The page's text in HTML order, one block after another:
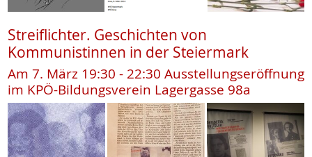
Streiflichter. Geschichten von
Kommunistinnen in der Steiermark
Am 7. März 19:30 - 22:30 Ausstellungseröffnung
im KPÖ-Bildungsverein Lagergasse 98a